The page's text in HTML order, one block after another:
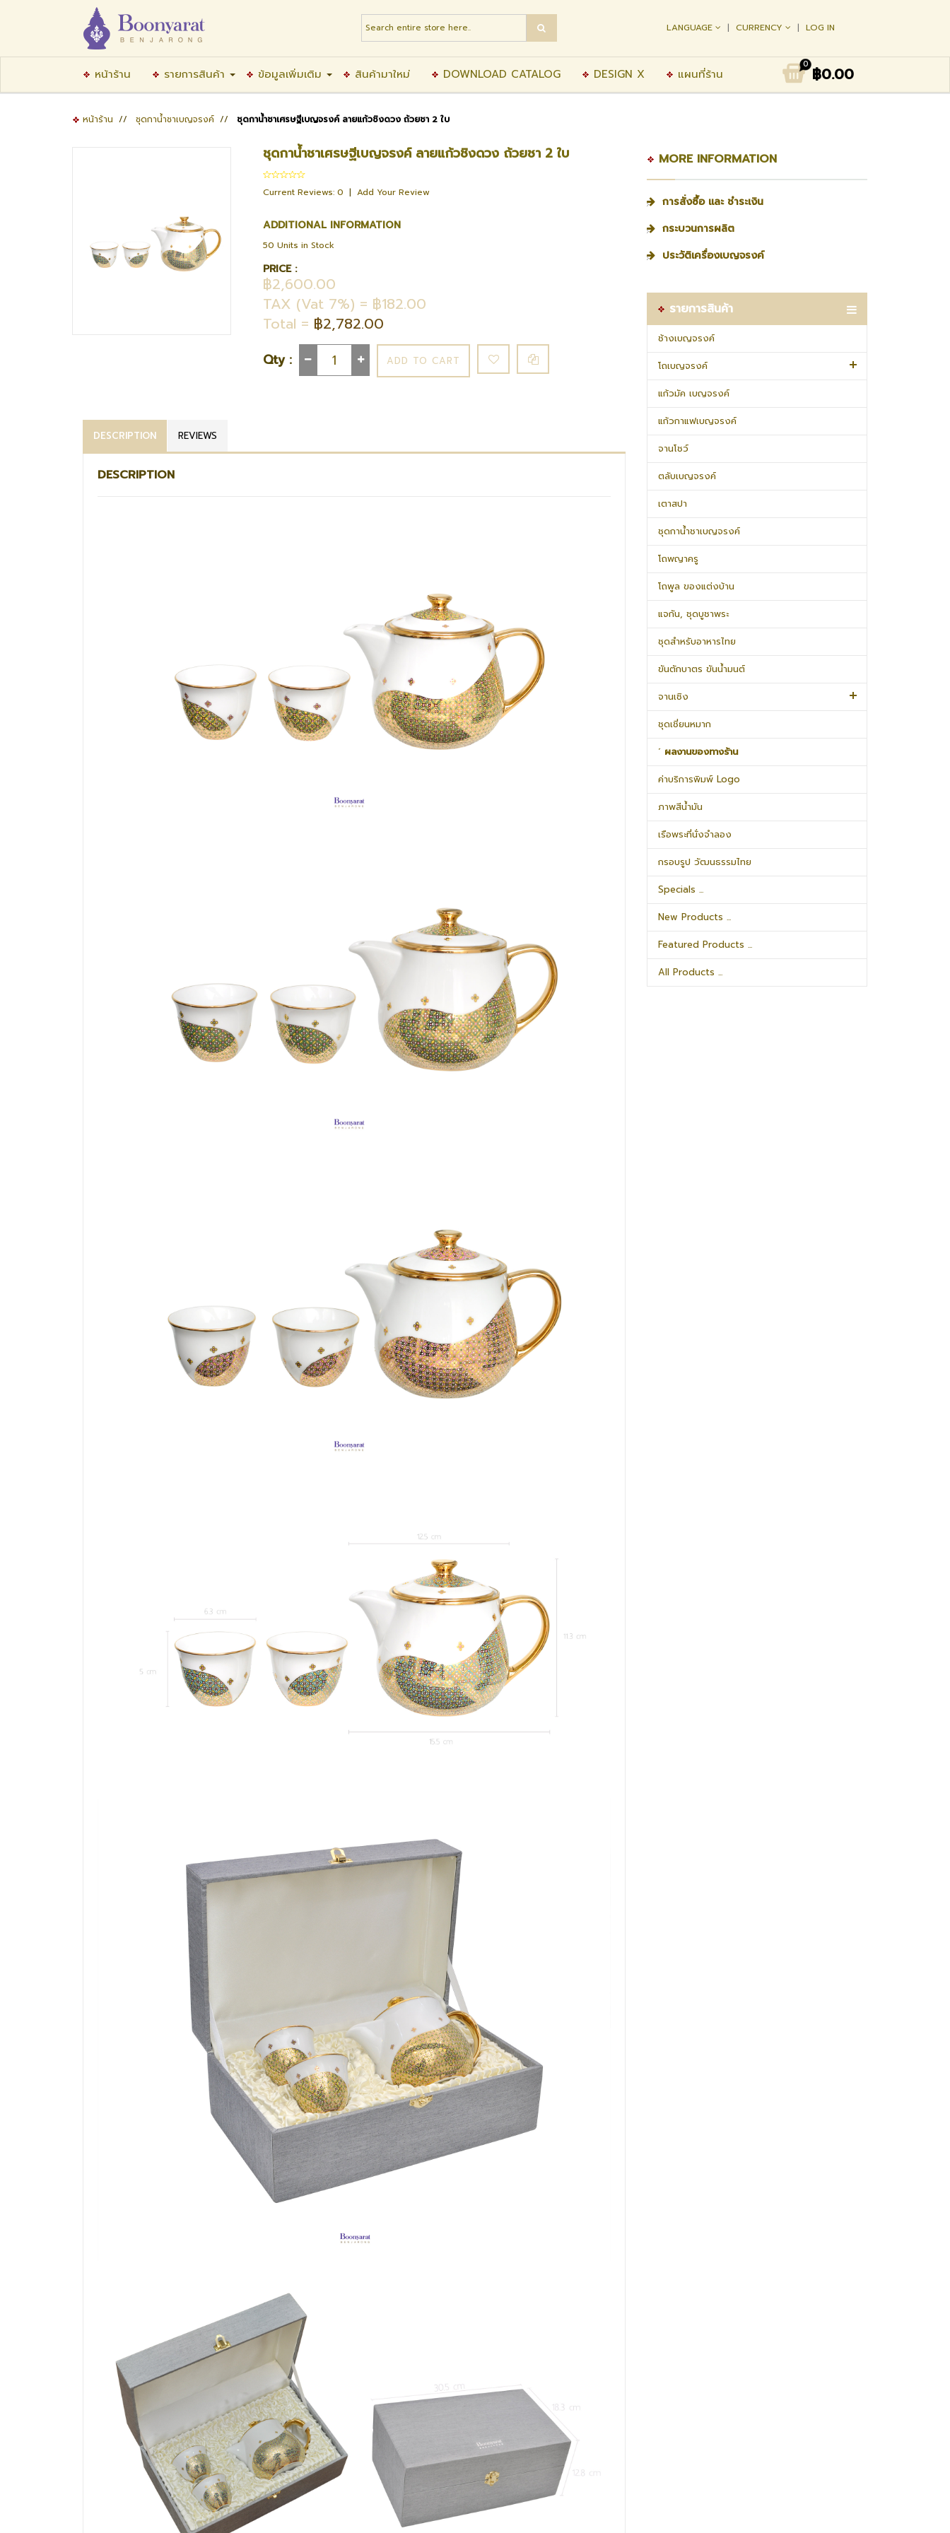
LANGUAGE CURRENCY LOG IN
หน้าร้าน รายการสินค้า ข้อมูลเพิ่มเติม สินค้ามาใหม่ DOWNLOAD CATALOG DESIGN X แผนที่ร้าน
0 ฿0.00
หน้าร้าน // ชุดกาน้ำชาเบญจรงค์ // ชุดกาน้ำชาเศรษฐีเบญจรงค์ ลายแก้วชิงดวง ถ้วยชา 2 ใบ
ชุดกาน้ำชาเศรษฐีเบญจรงค์ ลายแก้วชิงดวง ถ้วยชา 2 ใบ
Current Reviews: 0 | Add Your Review
ADDITIONAL INFORMATION
50 Units in Stock
PRICE :
฿2,600.00
TAX (Vat 7%) = ฿182.00
Total = ฿2,782.00
Qty :
DESCRIPTION REVIEWS
DESCRIPTION
MORE INFORMATION
การสั่งซื้อ และ ชำระเงิน
กระบวนการผลิต
ประวัติเครื่องเบญจรงค์
รายการสินค้า
ช้างเบญจรงค์
โถเบญจรงค์
แก้วมัค เบญจรงค์
แก้วกาแฟเบญจรงค์
จานโชว์
ตลับเบญจรงค์
เตาสปา
ชุดกาน้ำชาเบญจรงค์
โถพญาครู
โถพูล ของแต่งบ้าน
แจกัน, ชุดบูชาพระ
ชุดสำหรับอาหารไทย
ขันตักบาตร ขันน้ำมนต์
จานเชิง
ชุดเชี่ยนหมาก
˹ ผลงานของทางร้าน
ค่าบริการพิมพ์ Logo
ภาพสีน้ำมัน
เรือพระที่นั่งจำลอง
กรอบรูป วัฒนธรรมไทย
Specials ...
New Products ...
Featured Products ...
All Products ...